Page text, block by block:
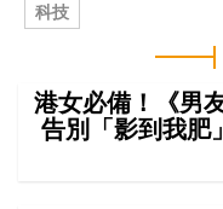
科技
港女必備！《男
告別「影到我肥